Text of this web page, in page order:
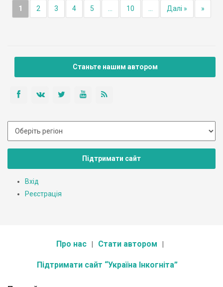
1 2 3 4 5 10 Далі » »
Станьте нашим автором
Підтримати сайт
Вхід
Реєстрація
Про нас Стати автором
Підтримати сайт “Україна Інкогніта”